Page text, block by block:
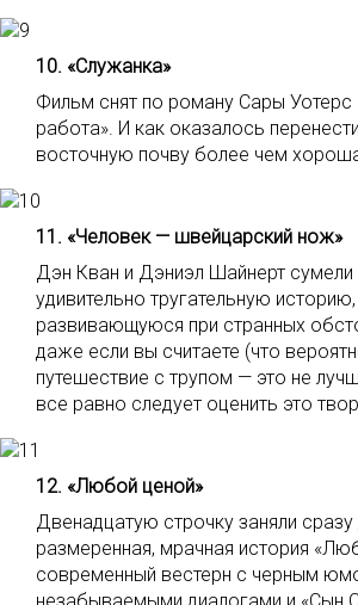
10. «Служанка»
Фильм снят по роману Сары Уотерс
работа». И как оказалось
восточную почву более чем
11. «Человек — швейцарский нож»
Дэн Кван и Дэниэл Шайнерт сумели
удивительно тругательную историю,
развивающуюся при странных
даже если вы считаете (что
путешествие с трупом — это не
все равно следует оценить это
12. «Любой ценой»
Двенадцатую строчку заняли сразу
размеренная, мрачная история
современный вестерн с черным